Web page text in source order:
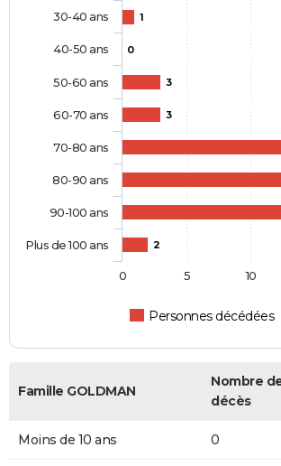
1
0
3
3
2
Personnes décédées
30-40 ans
40-50 ans
50-60 ans
60-70 ans
70-80 ans
80-90 ans
90-100 ans
Plus de 100 ans
0 5 10
Famille GOLDMAN
Nombre
décès
Moins de 10 ans 0